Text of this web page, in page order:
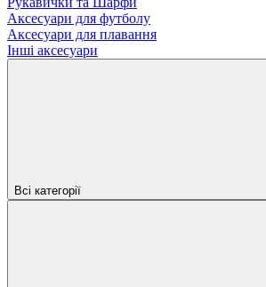
Аксесуари для футболу
Аксесуари для плавання
Інші аксесуари
Всі категорії